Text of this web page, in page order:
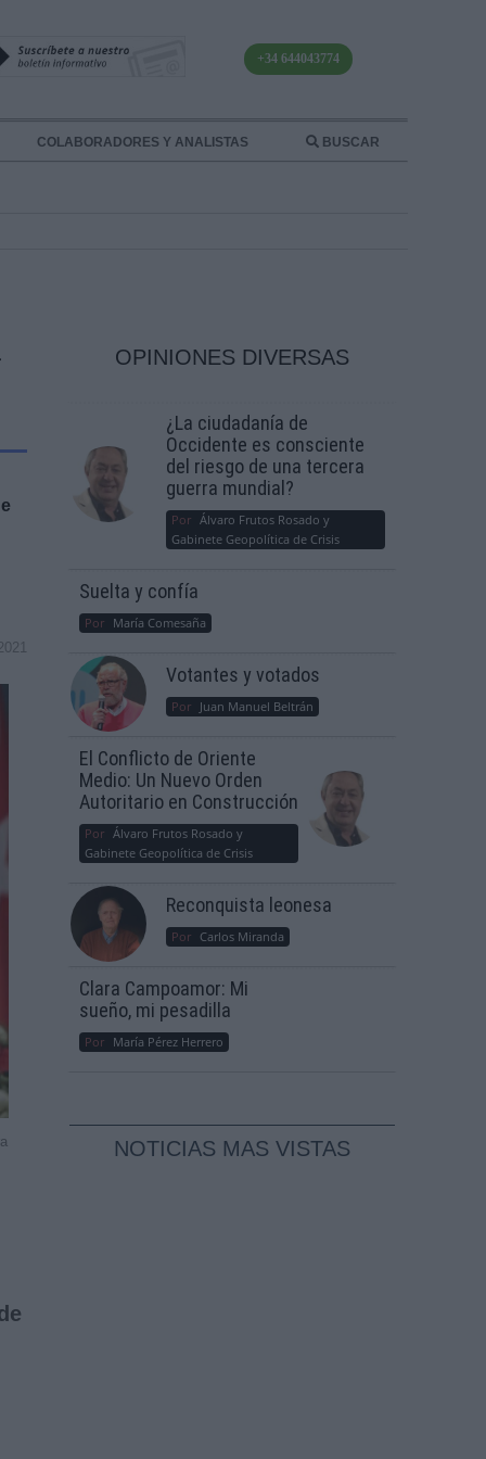
+34 644043774
COLABORADORES Y ANALISTAS BUSCAR
OPINIONES DIVERSAS
¿La ciudadanía de
Occidente es consciente
del riesgo de una tercera
guerra mundial?
Por Álvaro Frutos Rosado y
Gabinete Geopolítica de Crisis
Suelta y confía
Por María Comesaña
Votantes y votados
Por Juan Manuel Beltrán
El Conflicto de Oriente
Medio: Un Nuevo Orden
Autoritario en Construcción
Por Álvaro Frutos Rosado y
Gabinete Geopolítica de Crisis
Reconquista leonesa
Por Carlos Miranda
Clara Campoamor: Mi
sueño, mi pesadilla
Por María Pérez Herrero
NOTICIAS MAS VISTAS